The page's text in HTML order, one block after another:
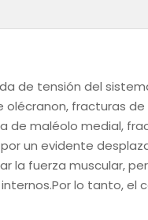
de tensión del
olécranon, fracturas
de maléolo medial,
un evidente
la fuerza muscular,
lo tanto, el